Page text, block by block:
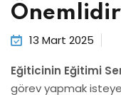
13 Mart 2025
Eğiticinin Eğitimi
görev yapmak